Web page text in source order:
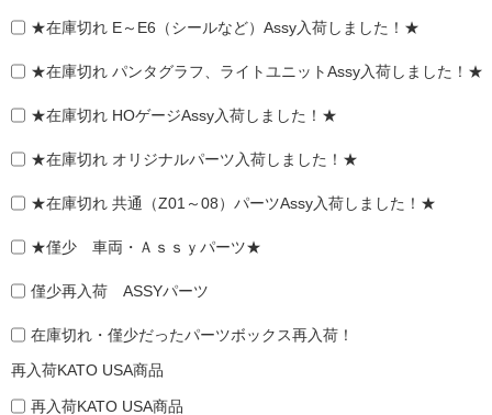
★在庫切れ E～E6（シールなど）Assy入荷しました！★
★在庫切れ パンタグラフ、ライトユニットAssy入荷しました！★
★在庫切れ HOゲージAssy入荷しました！★
★在庫切れ オリジナルパーツ入荷しました！★
★在庫切れ 共通（Z01～08）パーツAssy入荷しました！★
★僅少 車両・Ａｓｓｙパーツ★
僅少再入荷 ASSYパーツ
在庫切れ・僅少だったパーツボックス再入荷！
再入荷KATO USA商品
再入荷KATO USA商品